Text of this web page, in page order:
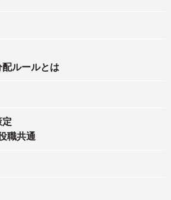
ルールとは
定
職共通